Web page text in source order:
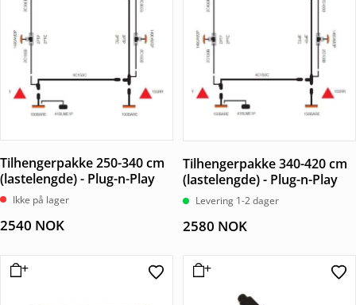
Tilhengerpakke 250-340 cm
(lastelengde) - Plug-n-Play
Ikke på lager
2540 NOK
Tilhengerpakke 340-420 cm
(lastelengde) - Plug-n-Play
Levering 1-2 dager
2580 NOK